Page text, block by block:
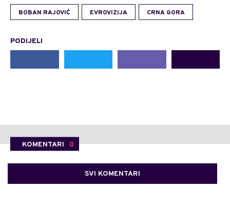
BOBAN RAJOVIĆ EVROVIZIJA CRNA GORA
PODIJELI
KOMENTARI 0
SVI KOMENTARI